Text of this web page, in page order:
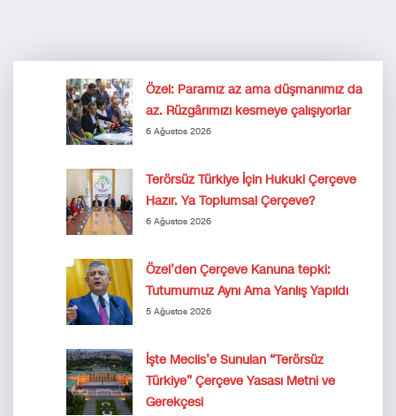
Özel: Paramız az ama düşmanımız da
az. Rüzgârımızı kesmeye çalışıyorlar
6 Ağustos 2026
Terörsüz Türkiye İçin Hukuki Çerçeve
Hazır. Ya Toplumsal Çerçeve?
6 Ağustos 2026
Özel’den Çerçeve Kanuna tepki:
Tutumumuz Aynı Ama Yanlış Yapıldı
5 Ağustos 2026
İşte Meclis’e Sunulan “Terörsüz
Türkiye” Çerçeve Yasası Metni ve
Gerekçesi